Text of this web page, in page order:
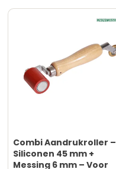
Combi Aandrukroller –
Siliconen 45 mm +
Messing 6 mm – Voor